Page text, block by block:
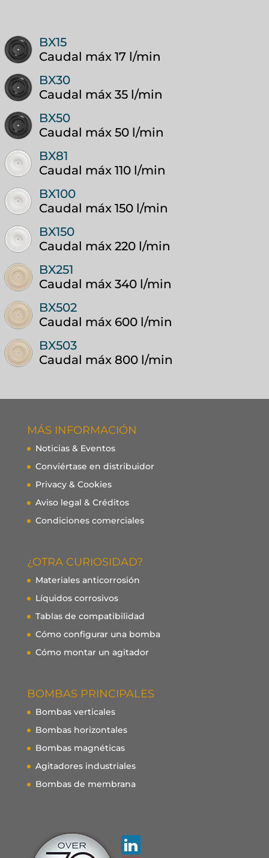
BX15
Caudal máx 17 l/min
BX30
Caudal máx 35 l/min
BX50
Caudal máx 50 l/min
BX81
Caudal máx 110 l/min
BX100
Caudal máx 150 l/min
BX150
Caudal máx 220 l/min
BX251
Caudal máx 340 l/min
BX502
Caudal máx 600 l/min
BX503
Caudal máx 800 l/min
MÁS INFORMACIÓN
Noticias & Eventos
Conviértase en distribuidor
Privacy & Cookies
Aviso legal & Créditos
Condiciones comerciales
¿OTRA CURIOSIDAD?
Materiales anticorrosión
Líquidos corrosivos
Tablas de compatibilidad
Cómo configurar una bomba
Cómo montar un agitador
BOMBAS PRINCIPALES
Bombas verticales
Bombas horizontales
Bombas magnéticas
Agitadores industriales
Bombas de membrana